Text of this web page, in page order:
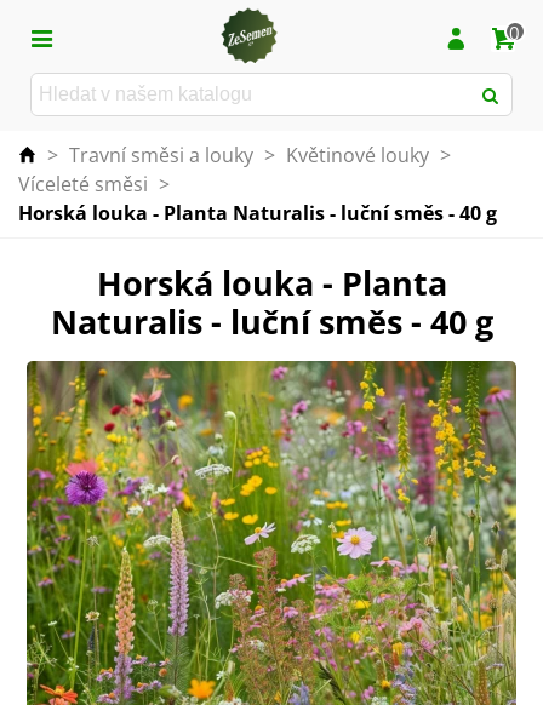
0
> Travní směsi a louky > Květinové louky >
Víceleté směsi >
Horská louka - Planta Naturalis - luční směs - 40 g
Horská louka - Planta
Naturalis - luční směs - 40 g